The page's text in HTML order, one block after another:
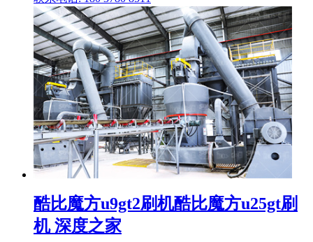
酷比魔方u9gt2刷机酷比魔方u25gt刷
机 深度之家